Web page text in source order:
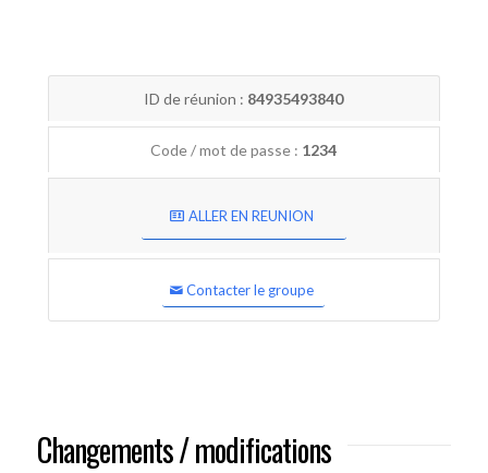
ID de réunion : 84935493840
Code / mot de passe : 1234
ALLER EN REUNION
Contacter le groupe
Changements / modifications